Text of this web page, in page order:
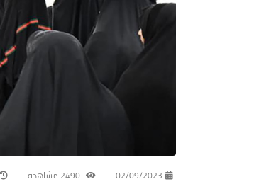
02/09/2023